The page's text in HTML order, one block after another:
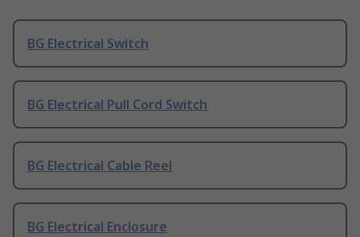
BG Electrical Switch
BG Electrical Pull Cord Switch
BG Electrical Cable Reel
BG Electrical Enclosure